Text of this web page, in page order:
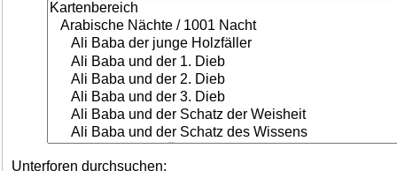
Unterforen durchsuchen: